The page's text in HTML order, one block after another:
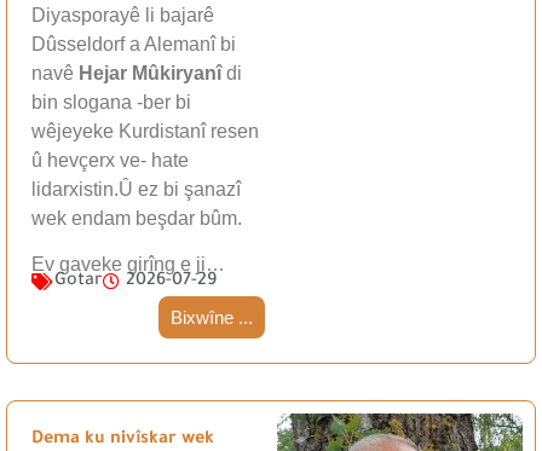
Diyasporayê li bajarê
Dûsseldorf a Alemanî bi
navê Hejar Mûkiryanîdi
bin slogana -ber bi
wêjeyeke Kurdistanî resen
û hevçerx ve- hate
lidarxistin.Û ez bi şanazî
wek endam beşdar bûm.
Ev gaveke girîng e ji…
Gotar 2026-07-29
Bixwîne ...
Dema ku nivîskar wek